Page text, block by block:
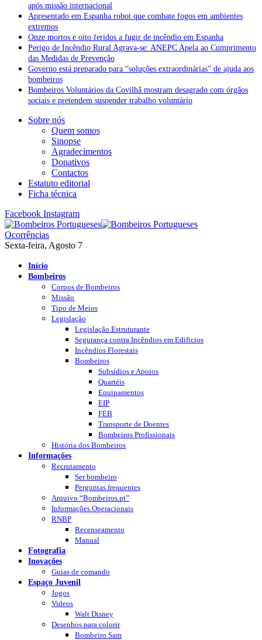
após missão internacional
Apresentado em Espanha robot que combate fogos em ambientes
extremos
Onze mortos e oito feridos a fugir de incêndio em Espanha
Perigo de Incêndio Rural Agrava-se: ANEPC Apela ao Cumprimento
das Medidas de Prevenção
Governo está preparado para “soluções extraordinárias” de ajuda aos
bombeiros
Bombeiros Voluntários da Covilhã mostram desagrado com órgãos
sociais e pretendem suspender trabalho voluntário
Sobre nós
Quem somos
Sinopse
Agradecimentos
Donativos
Contactos
Estatuto editorial
Ficha técnica
Facebook Instagram
Ocorrências
Sexta-feira, Agosto 7
Início
Bombeiros
Corpos de Bombeiros
Missão
Tipo de Meios
Legislação
Legislação Estruturante
Segurança contra Incêndios em Edificios
Incêndios Florestais
Bombeiros
Subsídios e Apoios
Quartéis
Equipamentos
EIP
FEB
Transporte de Doentes
Bombeiros Profissionais
História dos Bombeiros
Informações
Recrutamento
Ser bombeiro
Perguntas frequentes
Arquivo “Bombeiros.pt”
Informações Operacionais
RNBP
Recenseamento
Manual
Fotografia
Inovações
Guias de comando
Espaço Juvenil
Jogos
Videos
Walt Disney
Desenhos para colorir
Bombeiro Sam